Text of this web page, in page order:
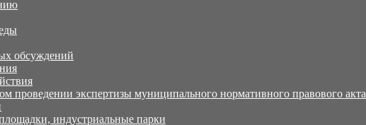
обсуждений
проведении экспертизы муниципального нормативного правового акта
индустриальные парки